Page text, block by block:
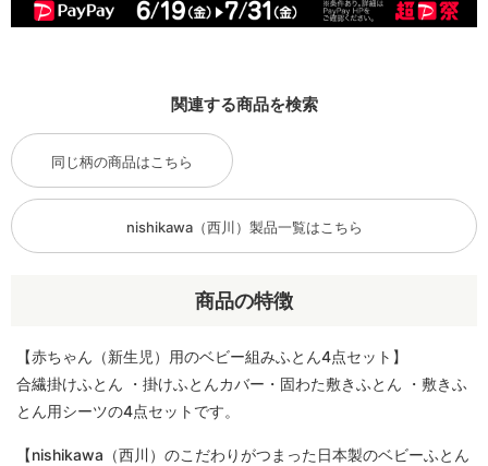
商品の特徴
【赤ちゃん（新生児）用のベビー組みふとん4点セット】
合繊掛けふとん ・掛けふとんカバー・固わた敷きふとん ・敷きふ
とん用シーツの4点セットです。
【nishikawa（西川）のこだわりがつまった日本製のベビーふとん
関連する商品を検索
同じ柄の商品はこちら
nishikawa（西川）製品一覧はこちら